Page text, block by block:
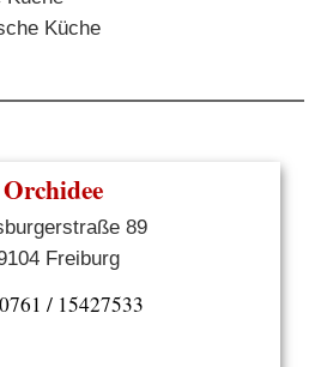
Küche
Orchidee
89
Freiburg
0761 / 15427533